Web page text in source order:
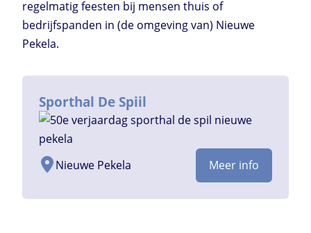
regelmatig feesten bij mensen thuis of
bedrijfspanden in (de omgeving van) Nieuwe
Pekela.
Sporthal De Spiil
Nieuwe Pekela Meer info